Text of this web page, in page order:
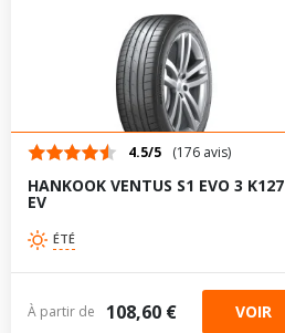
4.5/5 (176 avis)
HANKOOK VENTUS S1 EVO 3 K127
EV
ÉTÉ
À partir de 108,60 € VOIR